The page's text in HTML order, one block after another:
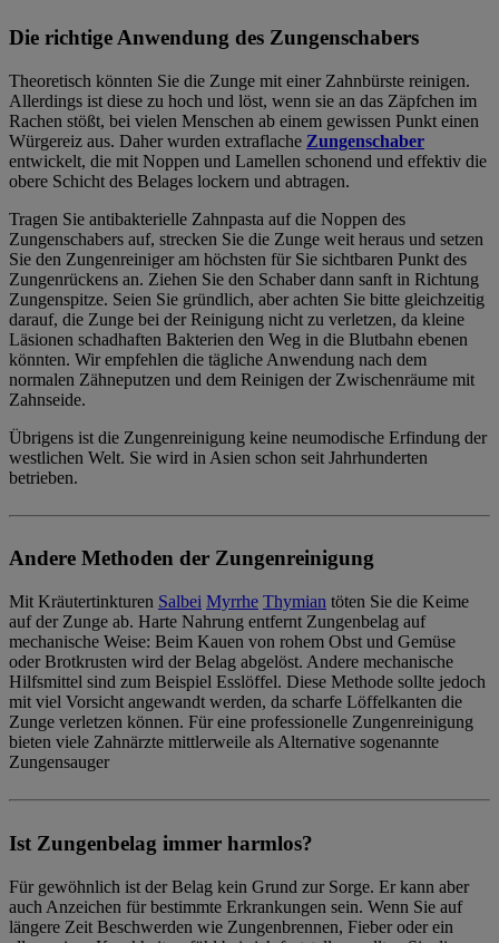
Die richtige Anwendung des Zungenschabers
Theoretisch könnten Sie die Zunge mit einer Zahnbürste reinigen.
Allerdings ist diese zu hoch und löst, wenn sie an das Zäpfchen im
Rachen stößt, bei vielen Menschen ab einem gewissen Punkt einen
Würgereiz aus. Daher wurden extraflache Zungenschaber
entwickelt, die mit Noppen und Lamellen schonend und effektiv die
obere Schicht des Belages lockern und abtragen.
Tragen Sie antibakterielle Zahnpasta auf die Noppen des
Zungenschabers auf, strecken Sie die Zunge weit heraus und setzen
Sie den Zungenreiniger am höchsten für Sie sichtbaren Punkt des
Zungenrückens an. Ziehen Sie den Schaber dann sanft in Richtung
Zungenspitze. Seien Sie gründlich, aber achten Sie bitte gleichzeitig
darauf, die Zunge bei der Reinigung nicht zu verletzen, da kleine
Läsionen schadhaften Bakterien den Weg in die Blutbahn ebenen
könnten. Wir empfehlen die tägliche Anwendung nach dem
normalen Zähneputzen und dem Reinigen der Zwischenräume mit
Zahnseide.
Übrigens ist die Zungenreinigung keine neumodische Erfindung der
westlichen Welt. Sie wird in Asien schon seit Jahrhunderten
betrieben.
Andere Methoden der Zungenreinigung
Mit Kräutertinkturen Salbei Myrrhe Thymian töten Sie die Keime
auf der Zunge ab. Harte Nahrung entfernt Zungenbelag auf
mechanische Weise: Beim Kauen von rohem Obst und Gemüse
oder Brotkrusten wird der Belag abgelöst. Andere mechanische
Hilfsmittel sind zum Beispiel Esslöffel. Diese Methode sollte jedoch
mit viel Vorsicht angewandt werden, da scharfe Löffelkanten die
Zunge verletzen können. Für eine professionelle Zungenreinigung
bieten viele Zahnärzte mittlerweile als Alternative sogenannte
Zungensauger
Ist Zungenbelag immer harmlos?
Für gewöhnlich ist der Belag kein Grund zur Sorge. Er kann aber
auch Anzeichen für bestimmte Erkrankungen sein. Wenn Sie auf
längere Zeit Beschwerden wie Zungenbrennen, Fieber oder ein